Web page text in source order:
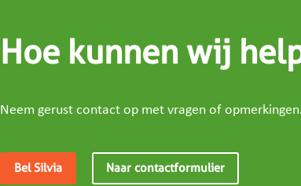
Hoe kunnen wij
Neem gerust contact op met vragen of
Bel Silvia Naar contactformulier